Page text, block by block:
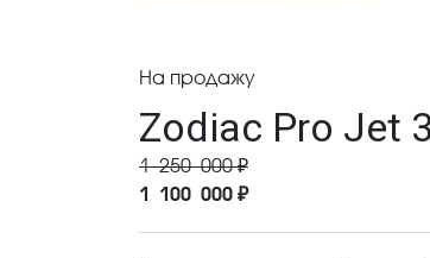
На продажу
Zodiac Pro Jet
1 250 000 ₽
1 100 000 ₽